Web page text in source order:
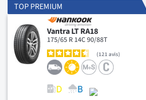
TOP PREMIUM
Vantra LT RA18
175/65 R 14C 90/88T
121 avis